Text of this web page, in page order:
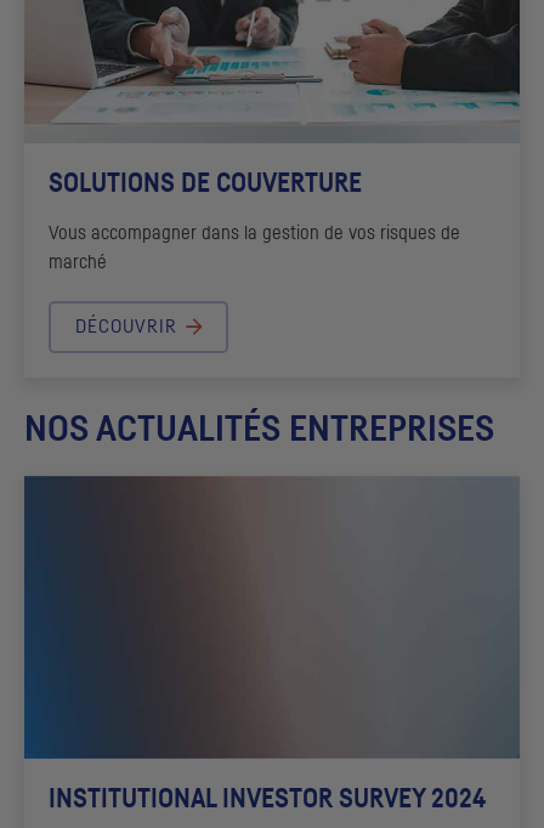
SOLUTIONS DE COUVERTURE
Vous accompagner dans la gestion de vos risques de
marché
DÉCOUVRIR
NOS ACTUALITÉS ENTREPRISES
INSTITUTIONAL INVESTOR SURVEY 2024